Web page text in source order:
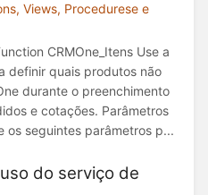
Views, Procedurese e
CRMOne_Itens Use a
definir quais produtos não
durante o preenchimento
e cotações. Parâmetros
os seguintes parâmetros p...
do serviço de